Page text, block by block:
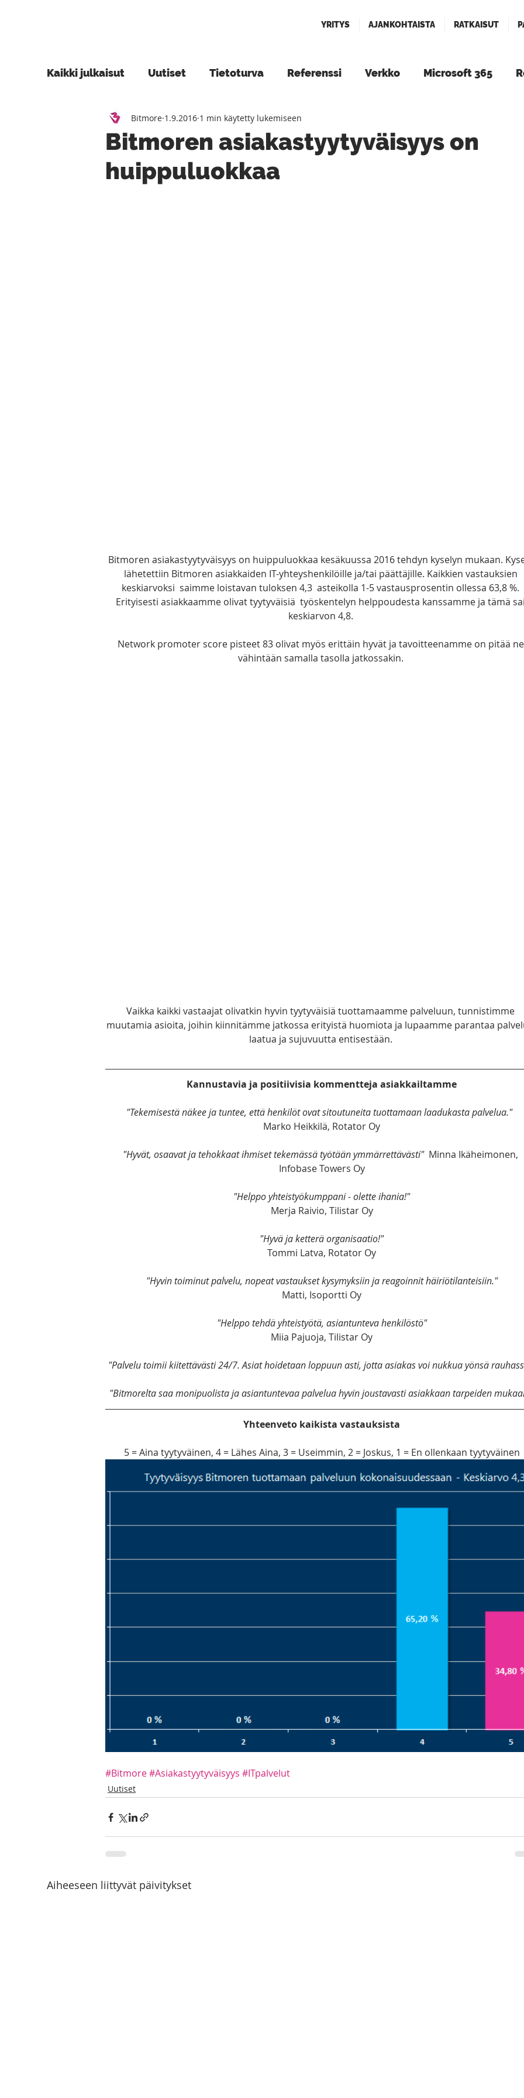
YRITYS AJANKOHTAISTA RATKAISUT
Kaikki julkaisut Uutiset Tietoturva Referenssi Verkko Microsoft 365
Azure Power Platform Tapahtumat
Bitmoren asiakastyytyväisyys on
huippuluokkaa
Bitmore 1.9.2016 1 min käytetty lukemiseen
Bitmoren asiakastyytyväisyys on huippuluokkaa kesäkuussa 2016 tehdyn kyselyn mukaan.
lähetettiin Bitmoren asiakkaiden IT-yhteyshenkilöille ja/tai päättäjille. Kaikkien vastauksien
keskiarvoksi  saimme loistavan tuloksen 4,3  asteikolla 1-5 vastausprosentin ollessa 63,8 %.
Erityisesti asiakkaamme olivat tyytyväisiä  työskentelyn helppoudesta kanssamme ja tämä
keskiarvon 4,8.
Network promoter score pisteet 83 olivat myös erittäin hyvät ja tavoitteenamme on pitää
vähintään samalla tasolla jatkossakin.
Vaikka kaikki vastaajat olivatkin hyvin tyytyväisiä tuottamaamme palveluun, tunnistimme
muutamia asioita, joihin kiinnitämme jatkossa erityistä huomiota ja lupaamme parantaa
laatua ja sujuvuutta entisestään.
Kannustavia ja positiivisia kommentteja asiakkailtamme
"Tekemisestä näkee ja tuntee, että henkilöt ovat sitoutuneita tuottamaan laadukasta palvelua."
Marko Heikkilä, Rotator Oy
"Hyvät, osaavat ja tehokkaat ihmiset tekemässä työtään ymmärrettävästi" Minna Ikäheimonen,
Infobase Towers Oy
"Helppo yhteistyökumppani - olette ihania!"
Merja Raivio, Tilistar Oy
"Hyvä ja ketterä organisaatio!"
Tommi Latva, Rotator Oy
"Hyvin toiminut palvelu, nopeat vastaukset kysymyksiin ja reagoinnit häiriötilanteisiin."
Matti, Isoportti Oy
"Helppo tehdä yhteistyötä, asiantunteva henkilöstö"
Miia Pajuoja, Tilistar Oy
"Palvelu toimii kiitettävästi 24/7. Asiat hoidetaan loppuun asti, jotta asiakas voi nukkua yönsä
"Bitmorelta saa monipuolista ja asiantuntevaa palvelua hyvin joustavasti asiakkaan tarpeiden
Yhteenveto kaikista vastauksista
5 = Aina tyytyväinen, 4 = Lähes Aina, 3 = Useimmin, 2 = Joskus, 1 = En ollenkaan tyytyväinen
#Bitmore#Asiakastyytyväisyys #ITpalvelut
Uutiset
Aiheeseen liittyvät päivitykset